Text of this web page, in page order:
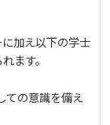
加え以下の学士
ます。
ての意識を備え